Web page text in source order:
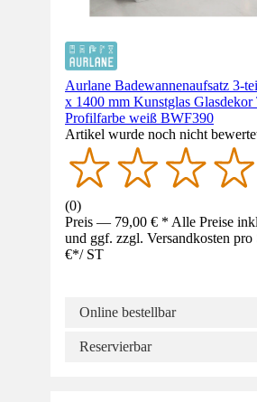
Aurlane Badewannenaufsatz 3-
x 1400 mm Kunstglas Glasdekor
Profilfarbe weiß BWF390
Artikel wurde noch nicht
(0)
Preis — 79,00 € * Alle Preise
und ggf. zzgl. Versandkosten pro
€*/ ST
Online bestellbar
Reservierbar